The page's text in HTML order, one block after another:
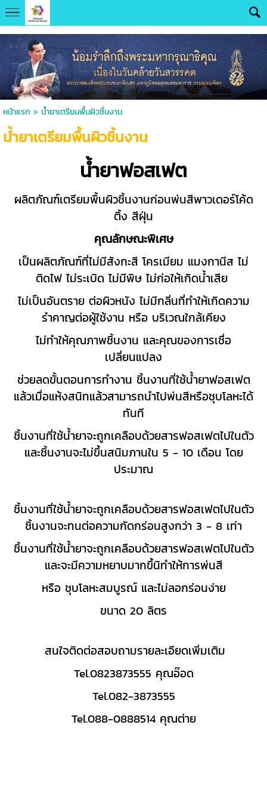
UA-131286644-1
หน้าแรก > น้ำยาเตรียมพื้นผิวชิ้นงาน
น้ำยาเตรียมพื้นผิวชิ้นงาน
น้ำยาฟอสเฟต
ผลิตภัณฑ์เตรียมพื้นผิวชิ้นงานก่อนพ่นสีพาวเดอร์โค้ด
ติ้ง สีฝุ่น
คุณลักษณะพิเศษ
เป็นผลิตภัณฑ์ที่ไม่มีสังกะสี โครเมียม แมงกานีส ไม่
ติดไฟ ไม่ระเบิด ไม่มีพิษ ไม่ก่อให้เกิดน้ำเสีย
ไม่เป็นอันตราย ต่อผิวหนัง ไม่มีกลิ่นที่ทำให้เกิดความ
รำคาญต่อผู้ใช้งาน หรือ บริเวณใกล้เคียง
ไม่ทำให้คุณภาพชิ้นงาน และคุณของการเชื่อ
เปลี่ยนแปลง
ช่วยลดขั้นตอนการทำงาน ชิ้นงานที่ใช้น้ำยาฟอสเฟต
แล้วเมื่อแห้งสนิทแล้วสามารถนำไปพ่นสีหรือชุบโลหะได้
ทันที
ชิ้นงานที่ใช้น้ำยาจะถูกเคลือบด้วยสารฟอสเฟตไปในตัว
และชิ้นงานจะไม่ขึ้นสนิมภานใน 5 - 10 เดือน โดย
ประมาณ
ชิ้นงานที่ใช้น้ำยาจะถูกเคลือบด้วยสารฟอสเฟตไปในตัว
ชิ้นงานจะทนต่อความกัดกร่อนสูงกว่า 3 - 8 เท่า
ชิ้นงานที่ใช้น้ำยาจะถูกเคลือบด้วยสารฟอสเฟตไปในตัว
และจะมีความหยาบมากขึ้นิทำให้การพ่นสี
หรือ ชุบโลหะสมบูรณ์ และไม่ลอกร่อนง่าย
ขนาด 20 ลิตร
สนใจติดต่อสอบถามรายละเอียดเพิ่มเติม
Tel.0823873555 คุณอ๊อด
Tel.082-3873555
Tel.088-0888514 คุณต่าย